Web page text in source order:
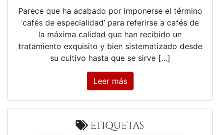
Parece que ha acabado por imponerse el término
‘cafés de especialidad’ para referirse a cafés de
la máxima calidad que han recibido un
tratamiento exquisito y bien sistematizado desde
su cultivo hasta que se sirve […]
Leer más
Etiquetas